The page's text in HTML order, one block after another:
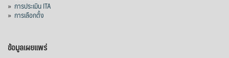
» การประเมิน ITA
» การเลือกตั้ง
ข้อมูลเผยแพร่